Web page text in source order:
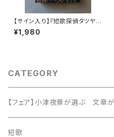
【サイン入り】『短歌探偵タツヤキ
ノシタ』舞城王太郎
¥1,980
CATEGORY
【フェア】小津夜景が選ぶ 文章
短歌